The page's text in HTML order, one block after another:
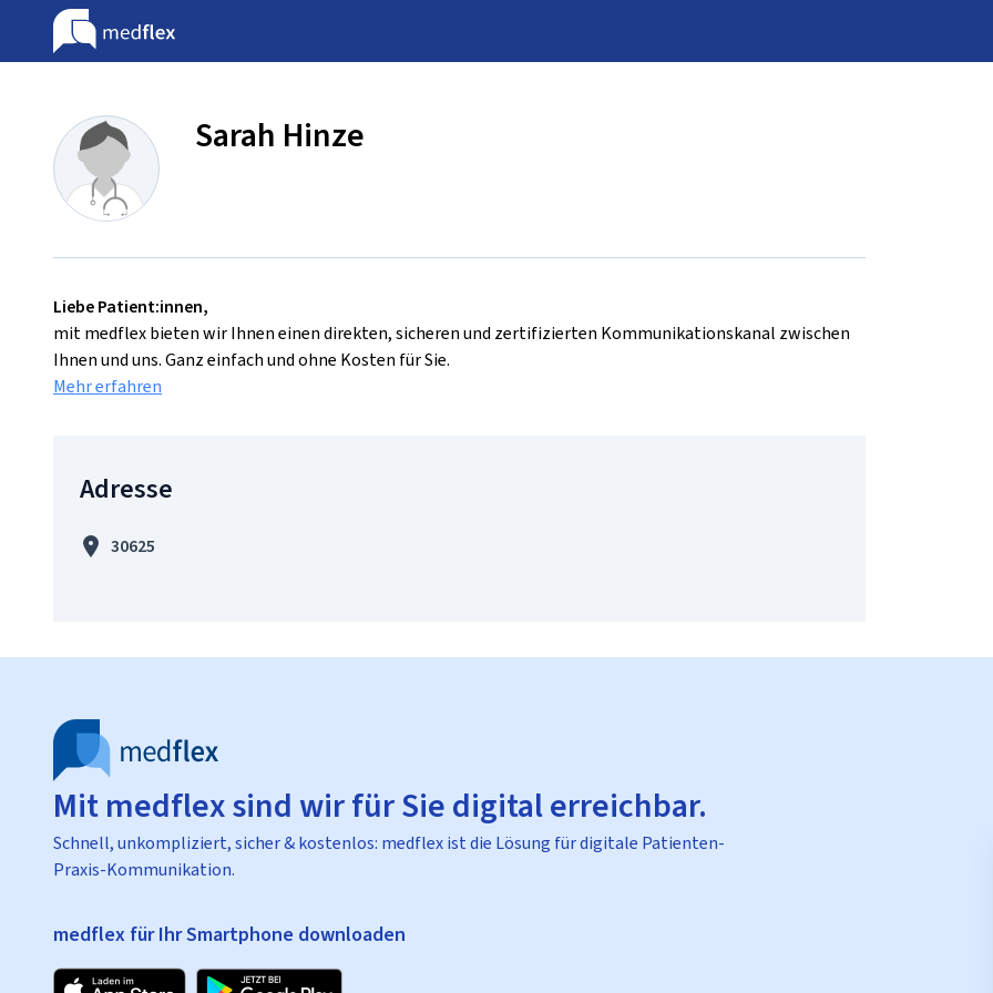
Sarah Hinze
Liebe Patient:innen,
mit medflex bieten wir Ihnen einen direkten, sicheren und zertifizierten Kommunikationskanal zwischen
Ihnen und uns. Ganz einfach und ohne Kosten für Sie.
Mehr erfahren
Adresse
30625
Mit medflex sind wir für Sie digital erreichbar.
Schnell, unkompliziert, sicher & kostenlos: medflex ist die Lösung für digitale Patienten-
Praxis-Kommunikation.
medflex für Ihr Smartphone downloaden